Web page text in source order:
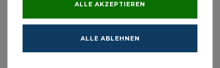
Brandverhalten RtF: E nach EN 13501-1
Logafloor Heizrohr
ALLE AKZEPTIEREN
ALLE ABLEHNEN